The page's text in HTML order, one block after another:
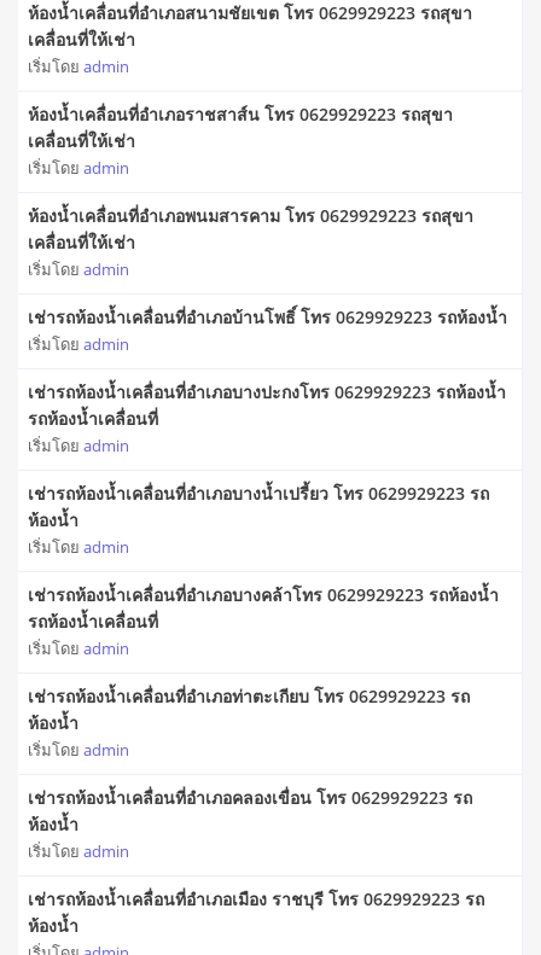
ห้องน้ำเคลื่อนที่อำเภอสนามชัยเขต โทร 0629929223 รถสุขา
เคลื่อนที่ให้เช่า
เริ่มโดย admin
ห้องน้ำเคลื่อนที่อำเภอราชสาส์น โทร 0629929223 รถสุขา
เคลื่อนที่ให้เช่า
เริ่มโดย admin
ห้องน้ำเคลื่อนที่อำเภอพนมสารคาม โทร 0629929223 รถสุขา
เคลื่อนที่ให้เช่า
เริ่มโดย admin
เช่ารถห้องน้ำเคลื่อนที่อำเภอบ้านโพธิ์ โทร 0629929223 รถห้องน้ำ
เริ่มโดย admin
เช่ารถห้องน้ำเคลื่อนที่อำเภอบางปะกงโทร 0629929223 รถห้องน้ำ
รถห้องน้ำเคลื่อนที่
เริ่มโดย admin
เช่ารถห้องน้ำเคลื่อนที่อำเภอบางน้ำเปรี้ยว โทร 0629929223 รถ
ห้องน้ำ
เริ่มโดย admin
เช่ารถห้องน้ำเคลื่อนที่อำเภอบางคล้าโทร 0629929223 รถห้องน้ำ
รถห้องน้ำเคลื่อนที่
เริ่มโดย admin
เช่ารถห้องน้ำเคลื่อนที่อำเภอท่าตะเกียบ โทร 0629929223 รถ
ห้องน้ำ
เริ่มโดย admin
เช่ารถห้องน้ำเคลื่อนที่อำเภอคลองเขื่อน โทร 0629929223 รถ
ห้องน้ำ
เริ่มโดย admin
เช่ารถห้องน้ำเคลื่อนที่อำเภอเมือง ราชบุรี โทร 0629929223 รถ
ห้องน้ำ